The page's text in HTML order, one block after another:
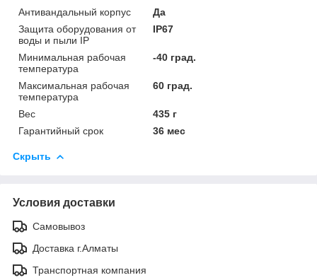
Антивандальный корпус
Да
Защита оборудования от
воды и пыли IP
IP67
Минимальная рабочая
температура
-40 град.
Максимальная рабочая
температура
60 град.
Вес
435 г
Гарантийный срок
36 мес
Скрыть
Условия доставки
Самовывоз
Доставка г.Алматы
Транспортная компания